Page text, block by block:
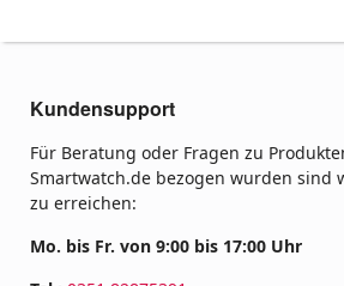
Kundensupport
Für Beratung oder Fragen zu
Smartwatch.de bezogen wurden sind
zu erreichen:
Mo. bis Fr. von 9:00 bis 17:00 Uhr